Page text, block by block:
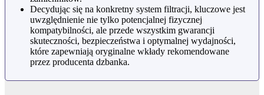
Decydując się na konkretny system filtracji, kluczowe jest
uwzględnienie nie tylko potencjalnej fizycznej
kompatybilności, ale przede wszystkim gwarancji
skuteczności, bezpieczeństwa i optymalnej wydajności,
które zapewniają oryginalne wkłady rekomendowane
przez producenta dzbanka.